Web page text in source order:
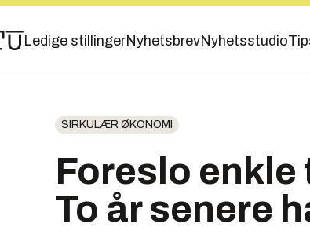
Ledige stillingerNyhetsbrevNyhetsstudio
SIRKULÆR ØKONOMI
Foreslo
To år senere